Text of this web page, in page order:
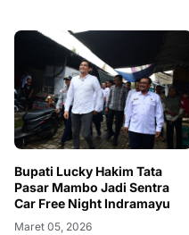
Bupati Lucky Hakim Tata
Pasar Mambo Jadi Sentra
Car Free Night Indramayu
Maret 05, 2026